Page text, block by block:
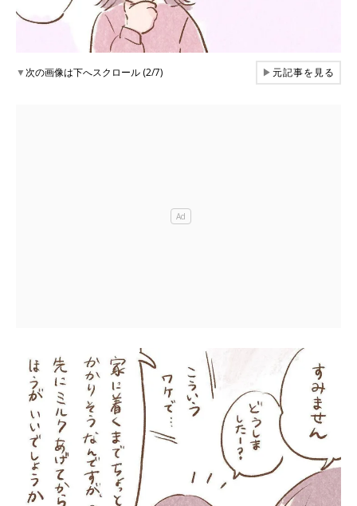
▼次の画像は下へスクロール (2/7) ▶元記事を見る